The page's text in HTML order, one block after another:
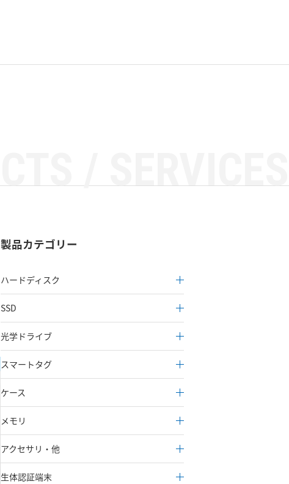
製品カテゴリー
ハードディスク
SSD
光学ドライブ
スマートタグ
ケース
メモリ
アクセサリ・他
生体認証端末